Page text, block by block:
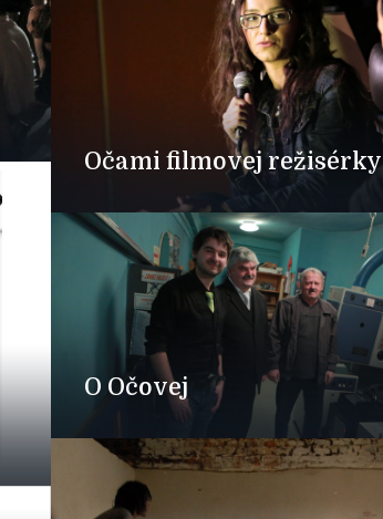
Očami filmovej režisérky
O Očovej